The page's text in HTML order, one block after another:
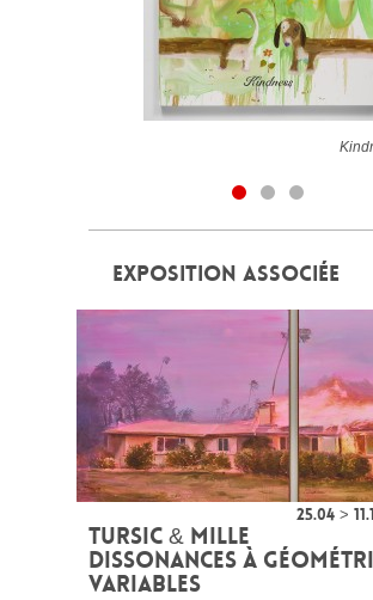
EXPOSITION ASSOCIÉE
25.04 >
TURSIC & MILLE
DISSONANCES À
VARIABLES